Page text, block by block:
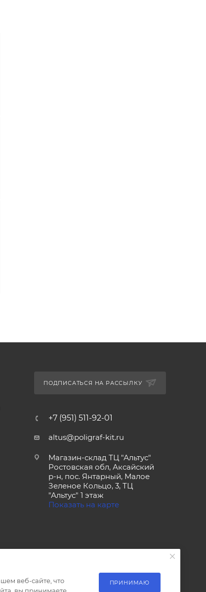
ПОДПИСАТЬСЯ НА РАССЫЛКУ
+7 (951) 511-92-01
altus@poligraf-kit.ru
Магазин-склад ТЦ "Альтус"
Ростовская обл, Аксайский
р-н, пос. Янтарный, Малое
Зеленое Кольцо, 3, ТЦ
"Альтус" 1 этаж
Показать на карте
веб-сайте, что
ПРИНИМАЮ